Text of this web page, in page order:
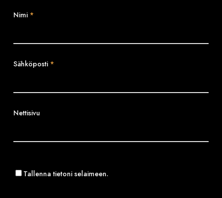
Nimi *
Sähköposti *
Nettisivu
Tallenna tietoni selaimeen.